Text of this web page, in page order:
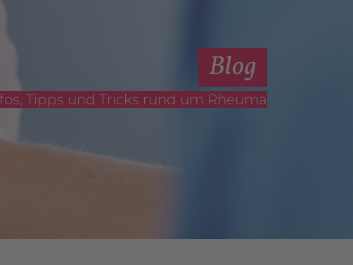
Blog
Tipps und Tricks rund um Rheuma